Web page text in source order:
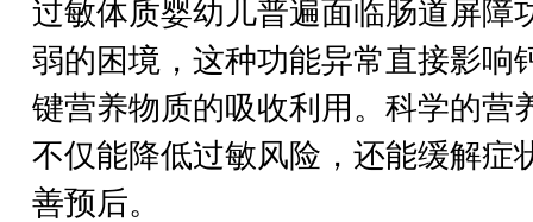
过敏体质婴幼儿普遍面临肠道屏障
弱的困境，这种功能异常直接影响
键营养物质的吸收利用。科学的营
不仅能降低过敏风险，还能缓解症
善预后。